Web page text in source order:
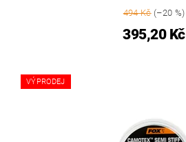
494 Kč(–20 %)
395,20 Kč
VÝPRODEJ